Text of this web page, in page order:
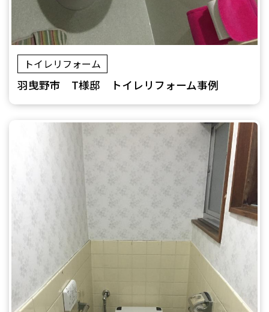
トイレリフォーム
羽曳野市 T様邸 トイレリフォーム事例